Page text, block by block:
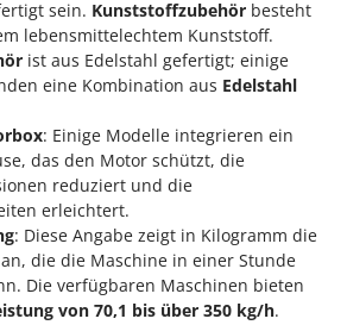
sein. Kunststoffzubehör besteht
lebensmittelechtem Kunststoff.
ist aus Edelstahl gefertigt; einige
eine Kombination aus Edelstahl
: Einige Modelle integrieren ein
das den Motor schützt, die
reduziert und die
erleichtert.
: Diese Angabe zeigt in Kilogramm die
die die Maschine in einer Stunde
Die verfügbaren Maschinen bieten
von 70,1 bis über 350 kg/h.